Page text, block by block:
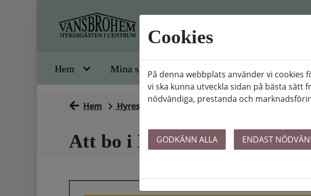
Hem Mina sidor Om oss Områden
Hem Hyresgästinformation Att bo i
Att bo i Hyresrätt (Svenska)
Cookies
På denna webbplats använder vi
vi ska kunna utveckla sidan på bästa sätt
nödvändiga, prestanda och
GODKÄNN ALLA ENDAST